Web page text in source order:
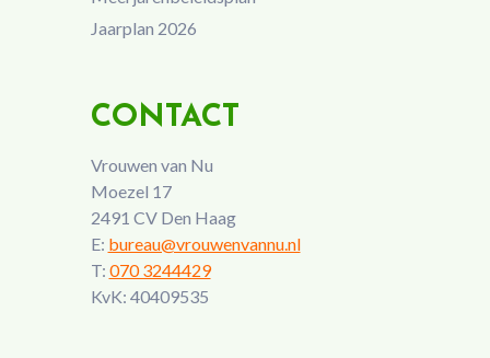
Jaarplan 2026
CONTACT
Vrouwen van Nu
Moezel 17
2491 CV Den Haag
E: bureau@vrouwenvannu.nl
T: 070 3244429
KvK: 40409535